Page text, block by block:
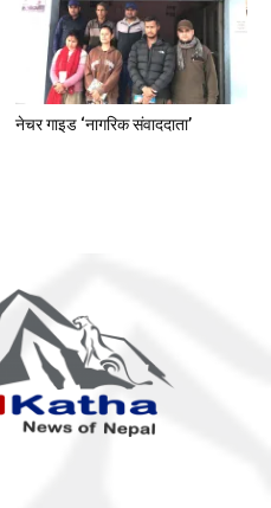
नेचर गाइड ‘नागरिक संवाददाता’